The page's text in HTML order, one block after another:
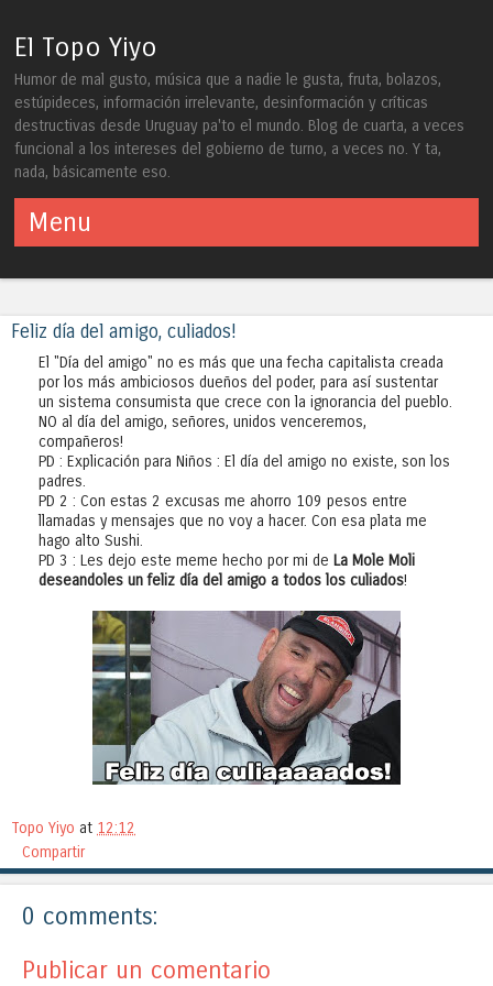
El Topo Yiyo
Humor de mal gusto, música que a nadie le gusta, fruta, bolazos,
estúpideces, información irrelevante, desinformación y críticas
destructivas desde Uruguay pa'to el mundo. Blog de cuarta, a veces
funcional a los intereses del gobierno de turno, a veces no. Y ta,
nada, básicamente eso.
Menu
Feliz día del amigo, culiados!
El "Día del amigo" no es más que una fecha capitalista creada
por los más ambiciosos dueños del poder, para así sustentar
un sistema consumista que crece con la ignorancia del pueblo.
NO al día del amigo, señores, unidos venceremos,
compañeros!
PD : Explicación para Niños : El día del amigo no existe, son los
padres.
PD 2 : Con estas 2 excusas me ahorro 109 pesos entre
llamadas y mensajes que no voy a hacer. Con esa plata me
hago alto Sushi.
PD 3 : Les dejo este meme hecho por mi de La Mole Moli
deseandoles un feliz día del amigo a todos los culiados!
Topo Yiyo at 12:12
Compartir
0 comments:
Publicar un comentario